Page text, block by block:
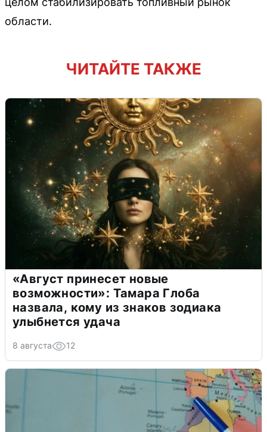
области.
ЧИТАЙТЕ ТАКЖЕ
«Август принесет новые
возможности»: Тамара Глоба
назвала, кому из знаков зодиака
улыбнется удача
8 августа 12